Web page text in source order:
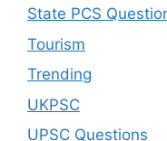
State PCS
Tourism
Trending
UKPSC
UPSC Questions